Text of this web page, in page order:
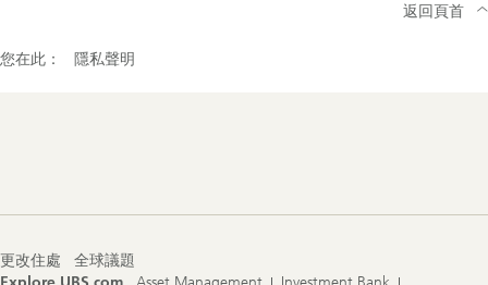
您在此： 隱私聲明
返回頁首
更改住處
全球議題